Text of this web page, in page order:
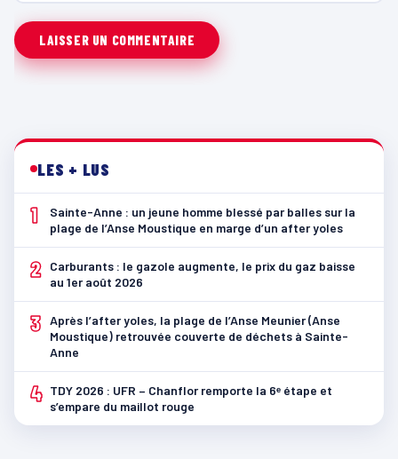
LES + LUS
1
Sainte-Anne : un jeune homme blessé par balles sur la
plage de l’Anse Moustique en marge d’un after yoles
2
Carburants : le gazole augmente, le prix du gaz baisse
au 1er août 2026
3 Après l’after yoles, la plage de l’Anse Meunier (Anse
Moustique) retrouvée couverte de déchets à Sainte-
Anne
4 TDY 2026 : UFR – Chanflor remporte la 6ᵉ étape et
s’empare du maillot rouge